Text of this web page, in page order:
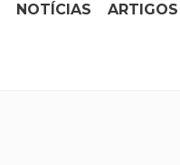
NOTÍCIAS ARTIGOS